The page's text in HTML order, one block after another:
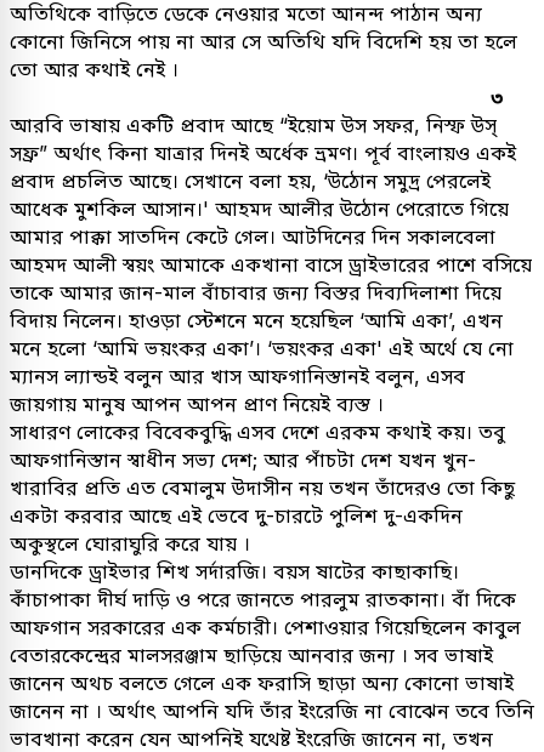
অতিথিকে বাড়িতে ডেকে নেওয়ার মতো আনন্দ পাঠান অন্য
কোনো জিনিসে পায় না আর সে অতিথি যদি বিদেশি হয় তা হলে
তো আর কথাই নেই ।
৩
আরবি ভাষায় একটি প্রবাদ আছে “ইয়োম উস সফর, নিস্ফ উস্
সফ্র” অর্থাৎ কিনা যাত্রার দিনই অর্ধেক ভ্রমণ। পূর্ব বাংলায়ও একই
প্রবাদ প্রচলিত আছে। সেখানে বলা হয়, ‘উঠোন সমুদ্র পেরলেই
আধেক মুশকিল আসান।' আহমদ আলীর উঠোন পেরোতে গিয়ে
আমার পাক্কা সাতদিন কেটে গেল। আটদিনের দিন সকালবেলা
আহমদ আলী স্বয়ং আমাকে একখানা বাসে ড্রাইভারের পাশে বসিয়ে
তাকে আমার জান-মাল বাঁচাবার জন্য বিস্তর দিব্যদিলাশা দিয়ে
বিদায় নিলেন। হাওড়া স্টেশনে মনে হয়েছিল ‘আমি একা’, এখন
মনে হলো ‘আমি ভয়ংকর একা’। ‘ভয়ংকর একা' এই অর্থে যে নো
ম্যানস ল্যান্ডই বলুন আর খাস আফগানিস্তানই বলুন, এসব
জায়গায় মানুষ আপন আপন প্রাণ নিয়েই ব্যস্ত ।
সাধারণ লোকের বিবেকবুদ্ধি এসব দেশে এরকম কথাই কয়। তবু
আফগানিস্তান স্বাধীন সভ্য দেশ; আর পাঁচটা দেশ যখন খুন-
খারাবির প্রতি এত বেমালুম উদাসীন নয় তখন তাঁদেরও তো কিছু
একটা করবার আছে এই ভেবে দু-চারটে পুলিশ দু-একদিন
অকুস্থলে ঘোরাঘুরি করে যায় ।
ডানদিকে ড্রাইভার শিখ সর্দারজি। বয়স ষাটের কাছাকাছি।
কাঁচাপাকা দীর্ঘ দাড়ি ও পরে জানতে পারলুম রাতকানা। বাঁ দিকে
আফগান সরকারের এক কর্মচারী। পেশাওয়ার গিয়েছিলেন কাবুল
বেতারকেন্দ্রের মালসরঞ্জাম ছাড়িয়ে আনবার জন্য । সব ভাষাই
জানেন অথচ বলতে গেলে এক ফরাসি ছাড়া অন্য কোনো ভাষাই
জানেন না । অর্থাৎ আপনি যদি তাঁর ইংরেজি না বোঝেন তবে তিনি
ভাবখানা করেন যেন আপনিই যথেষ্ট ইংরেজি জানেন না, তখন